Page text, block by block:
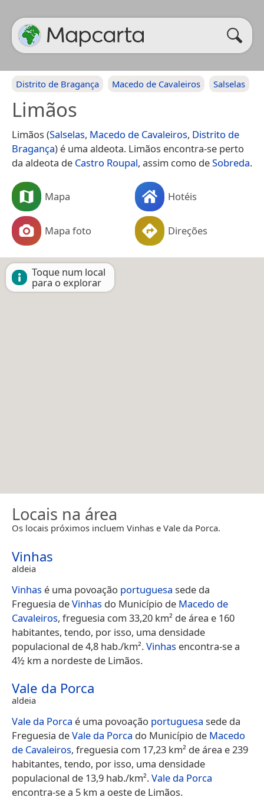
Distrito de Bragança Macedo de Cavaleiros Salselas
Limãos
Limãos (Salselas, Macedo de Cavaleiros, Distrito de
Bragança) é uma aldeota. Limãos encontra-se perto
da aldeota de Castro Roupal, assim como deSobreda.
Mapa Hotéis
Mapa foto Direções
Toque num local
para o explorar
Locais na área
Os locais próximos incluem Vinhas e Vale da Porca.
Vinhas
aldeia
Vinhas é uma povoação portuguesa sede da
Freguesia deVinhas do Município de Macedo de
Cavaleiros, freguesia com 33,20 km² de área e 160
habitantes, tendo, por isso, uma densidade
populacional de 4,8 hab./km².Vinhas encontra-se a
4½ km a nordeste de Limãos.
Vale da Porca
aldeia
Vale da Porca é uma povoação portuguesa sede da
Freguesia deVale da Porca do Município de Macedo
de Cavaleiros, freguesia com 17,23 km² de área e 239
habitantes, tendo, por isso, uma densidade
populacional de 13,9 hab./km².Vale da Porca
encontra-se a 5 km a oeste de Limãos.